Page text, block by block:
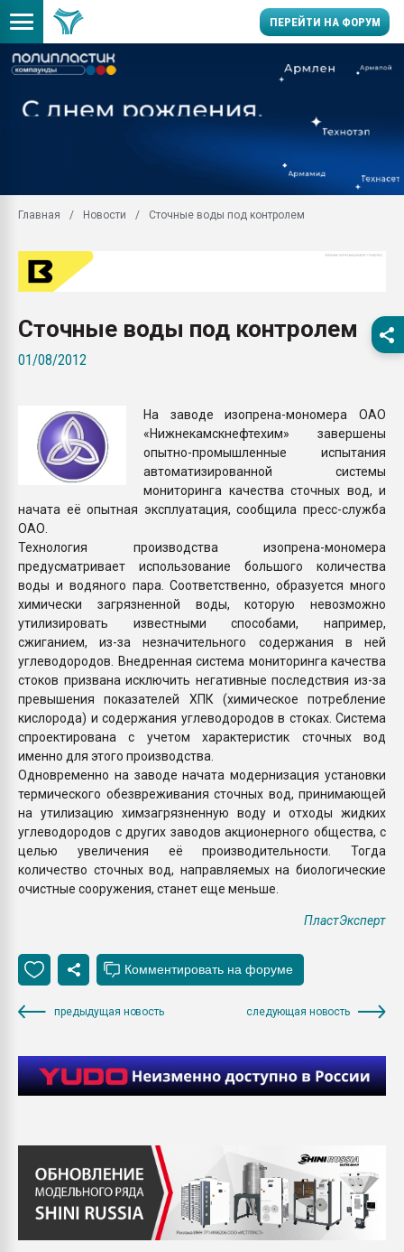
ПЕРЕЙТИ НА ФОРУМ
заводу пластмасс"
Помощь в подборе
Вакуум-формовочные
первый план в
пластмасс
Всё, что касается
бутылок
ПЕРЕЙТИ НА
Главная Новости Сточные воды под контролем
Сточные воды под контролем
01/08/2012
На заводе изопрена-мономера ОАО
«Нижнекамскнефтехим» завершены
опытно-промышленные испытания
автоматизированной системы
мониторинга качества сточных вод, и
начата её опытная эксплуатация, сообщила пресс-служба
ОАО.
Технология производства изопрена-мономера
предусматривает использование большого количества
воды и водяного пара. Соответственно, образуется много
химически загрязненной воды, которую невозможно
утилизировать известными способами, например,
сжиганием, из-за незначительного содержания в ней
углеводородов. Внедренная система мониторинга качества
стоков призвана исключить негативные последствия из-за
превышения показателей ХПК (химическое потребление
кислорода) и содержания углеводородов в стоках. Система
спроектирована с учетом характеристик сточных вод
именно для этого производства.
Одновременно на заводе начата модернизация установки
термического обезвреживания сточных вод, принимающей
на утилизацию химзагрязненную воду и отходы жидких
углеводородов с других заводов акционерного общества, с
целью увеличения её производительности. Тогда
количество сточных вод, направляемых на биологические
очистные сооружения, станет еще меньше.
ПластЭксперт
предыдущая новость следующая новость